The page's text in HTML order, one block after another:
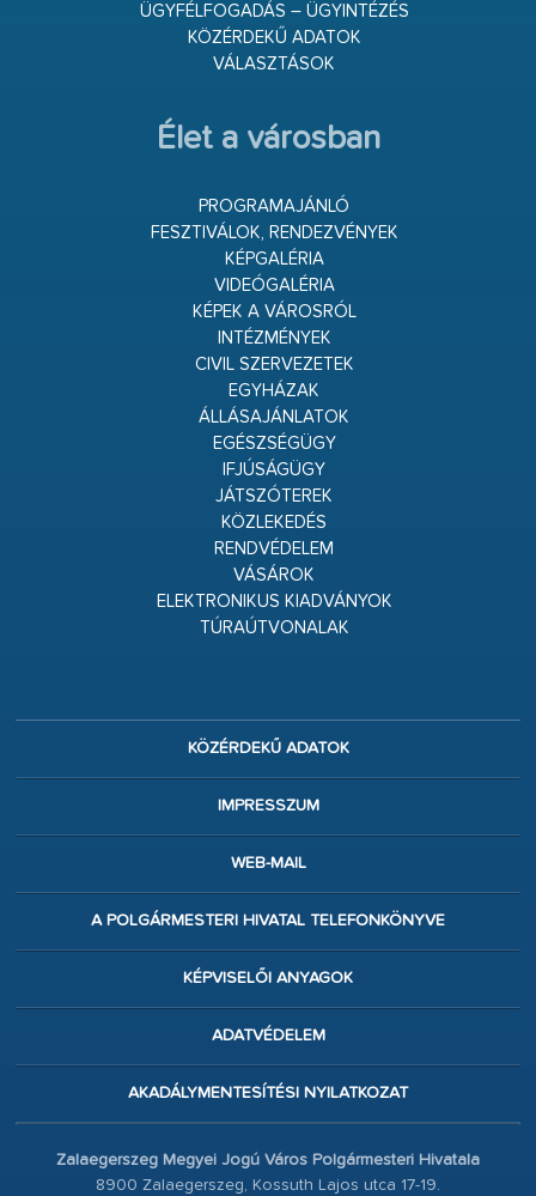
ÜGYFÉLFOGADÁS – ÜGYINTÉZÉS
KÖZÉRDEKŰ ADATOK
VÁLASZTÁSOK
Élet a városban
PROGRAMAJÁNLÓ
FESZTIVÁLOK, RENDEZVÉNYEK
KÉPGALÉRIA
VIDEÓGALÉRIA
KÉPEK A VÁROSRÓL
INTÉZMÉNYEK
CIVIL SZERVEZETEK
EGYHÁZAK
ÁLLÁSAJÁNLATOK
EGÉSZSÉGÜGY
IFJÚSÁGÜGY
JÁTSZÓTEREK
KÖZLEKEDÉS
RENDVÉDELEM
VÁSÁROK
ELEKTRONIKUS KIADVÁNYOK
TÚRAÚTVONALAK
KÖZÉRDEKŰ ADATOK
IMPRESSZUM
WEB-MAIL
A POLGÁRMESTERI HIVATAL TELEFONKÖNYVE
KÉPVISELŐI ANYAGOK
ADATVÉDELEM
AKADÁLYMENTESÍTÉSI NYILATKOZAT
Zalaegerszeg Megyei Jogú Város Polgármesteri Hivatala
8900 Zalaegerszeg, Kossuth Lajos utca 17-19.